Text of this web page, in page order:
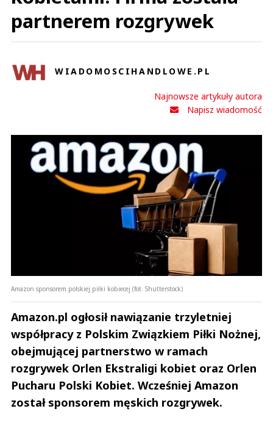
partnerem rozgrywek
WIADOMOSCIHANDLOWE.PL
Najnowsze artykuły autora
Napisz wiadomość
Amazon sponsorem polskiej piłki kobiecej (fot. Shutterstock)
Amazon.pl ogłosił nawiązanie trzyletniej
współpracy z Polskim Związkiem Piłki Nożnej,
obejmującej partnerstwo w ramach
rozgrywek Orlen Ekstraligi kobiet oraz Orlen
Pucharu Polski Kobiet. Wcześniej Amazon
został sponsorem męskich rozgrywek.